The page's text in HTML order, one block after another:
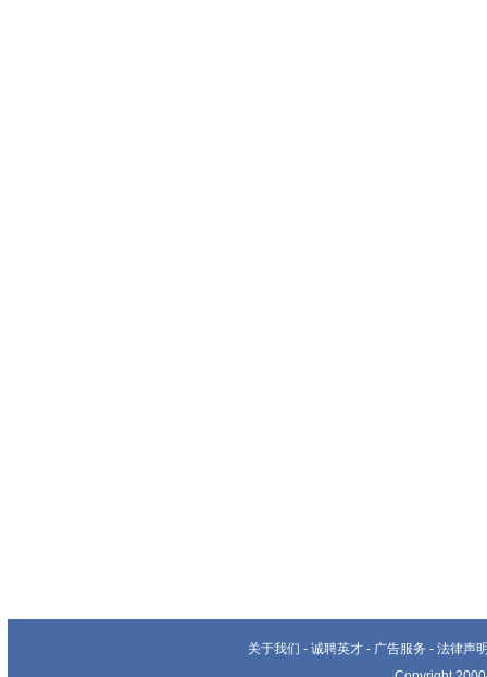
关于我们 - 诚聘英才 - 广告服务 - 法律声